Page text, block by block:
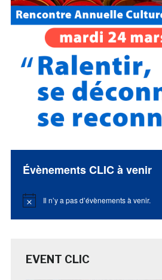
Évènements CLIC à venir
Notice Il n’y a pas d’évènements à venir.
EVENT CLIC